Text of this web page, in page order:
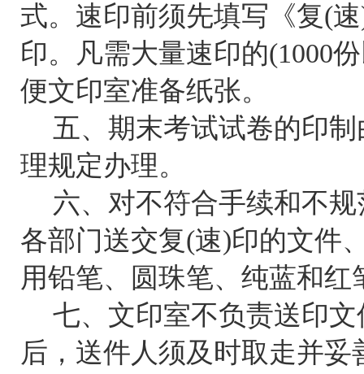
式。速印前须先填写《复(速
印。凡需大量速印的(1000
便文印室准备纸张。
五、期末考试试卷的印
理规定办理。
六、对不符合手续和不
各部门送交复(速)印的文件
用铅笔、圆珠笔、纯蓝和
七、文印室不负责送印
后，送件人须及时取走并妥